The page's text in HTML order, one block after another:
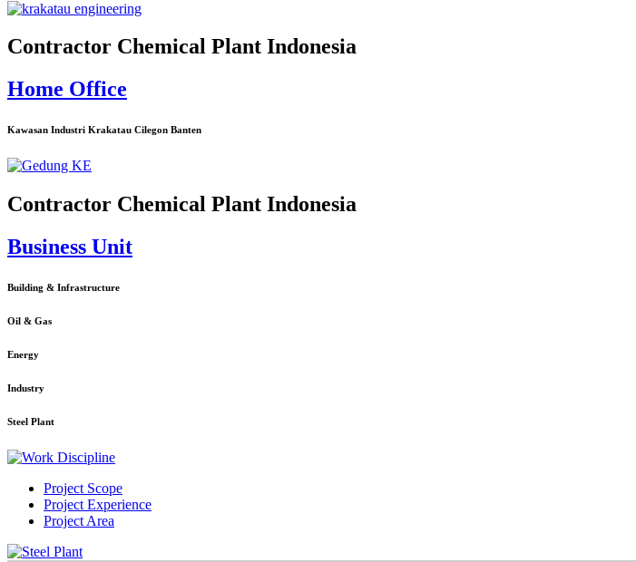
Contractor Chemical Plant Indonesia
Home Office
Kawasan Industri Krakatau Cilegon Banten
Contractor Chemical Plant Indonesia
Business Unit
Building & Infrastructure
Oil & Gas
Energy
Industry
Steel Plant
Project Scope
Project Experience
Project Area